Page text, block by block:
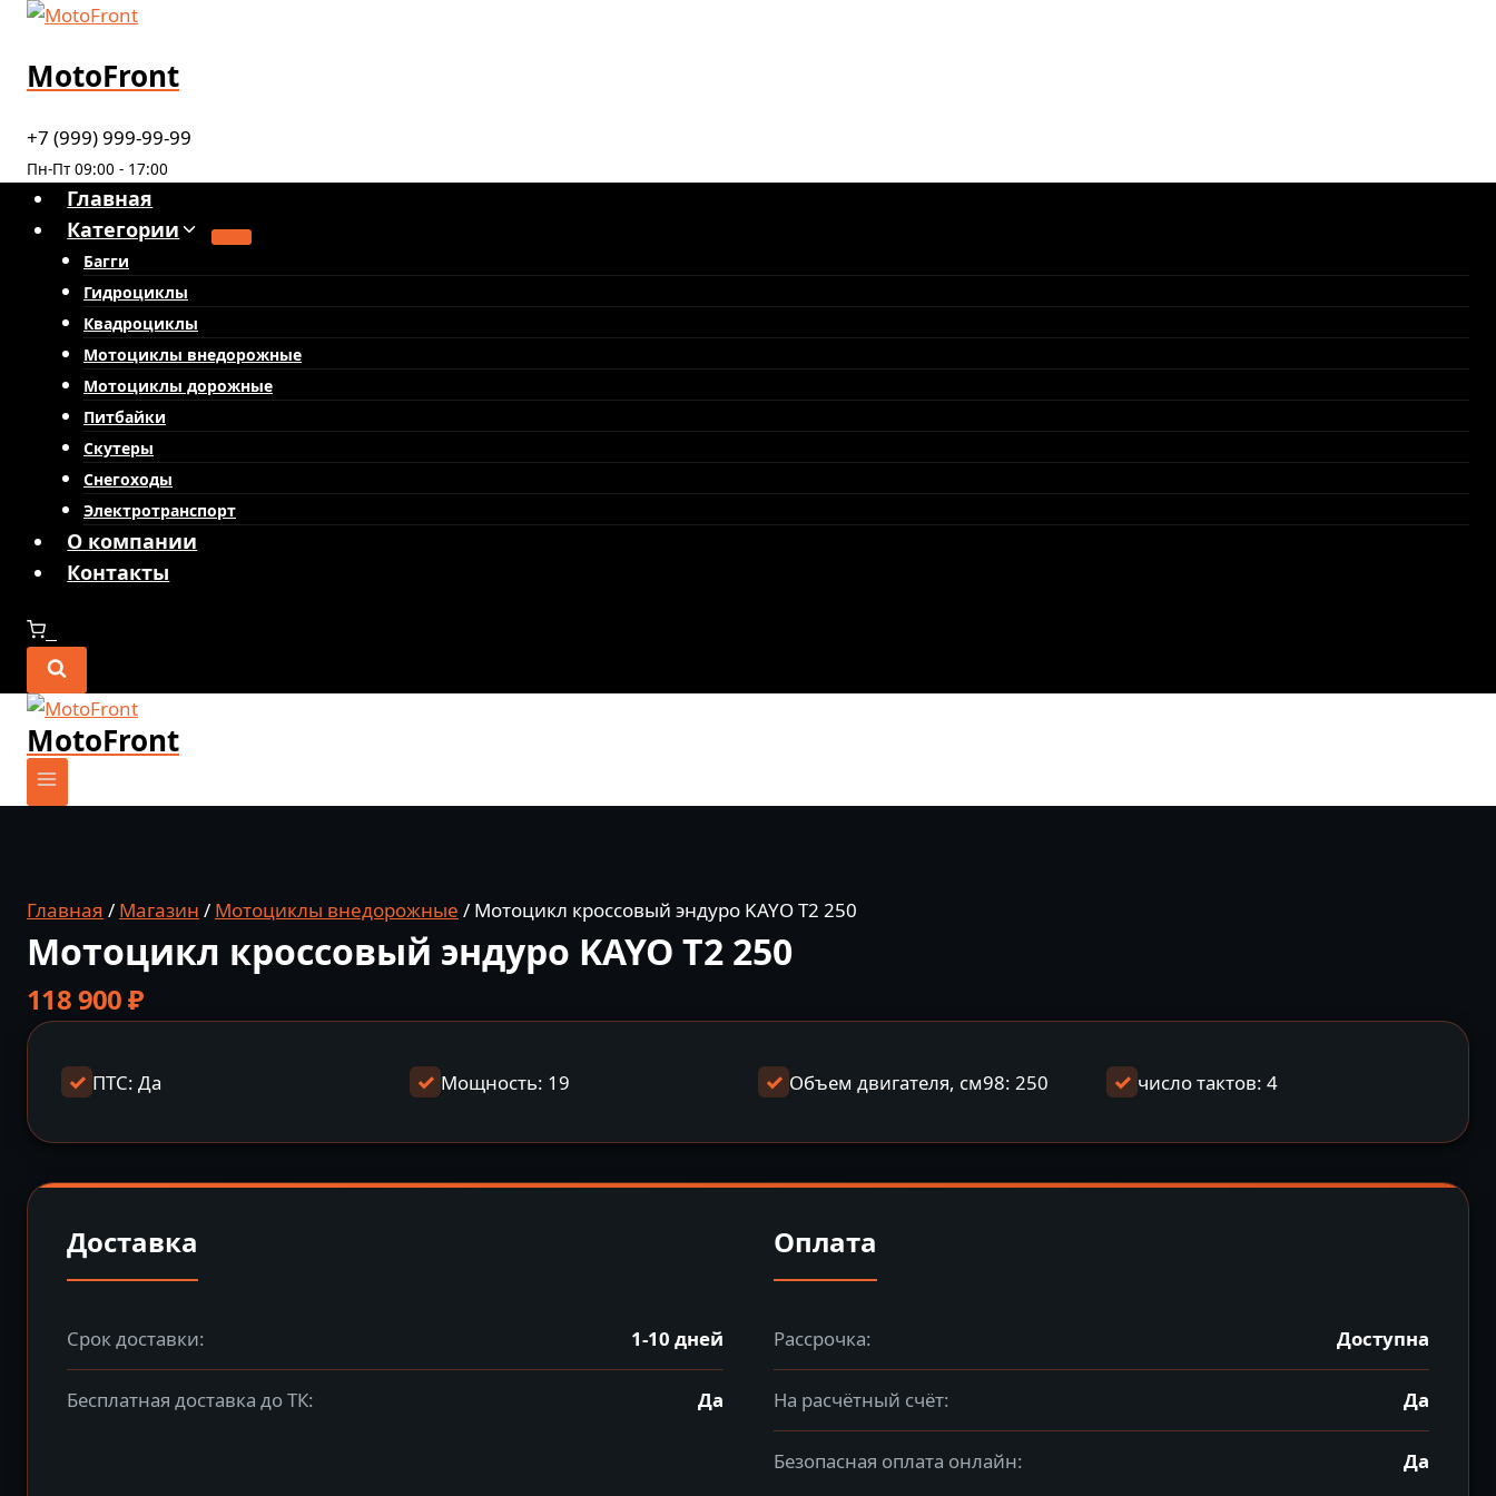
Перейти
содержимому
MotoFront
+7 (999) 999-99-99
Пн-Пт 09:00 - 17:00
Главная
Категории
Багги
Гидроциклы
Квадроциклы
Мотоциклы внедорожные
Мотоциклы дорожные
Питбайки
Скутеры
Снегоходы
Электротранспорт
О компании
Контакты
MotoFront
Главная / Магазин / Мотоциклы внедорожные / Мотоцикл кроссовый эндуро KAYO T2 250
Мотоцикл кроссовый эндуро KAYO T2 250
118 900₽
ПТС: Да Мощность: 19 Объем двигателя, см98: 250 число тактов: 4
Доставка
Срок доставки: 1-10 дней
Бесплатная доставка до ТК: Да
Оплата
Рассрочка: Доступна
На расчётный счёт: Да
Безопасная оплата онлайн: Да